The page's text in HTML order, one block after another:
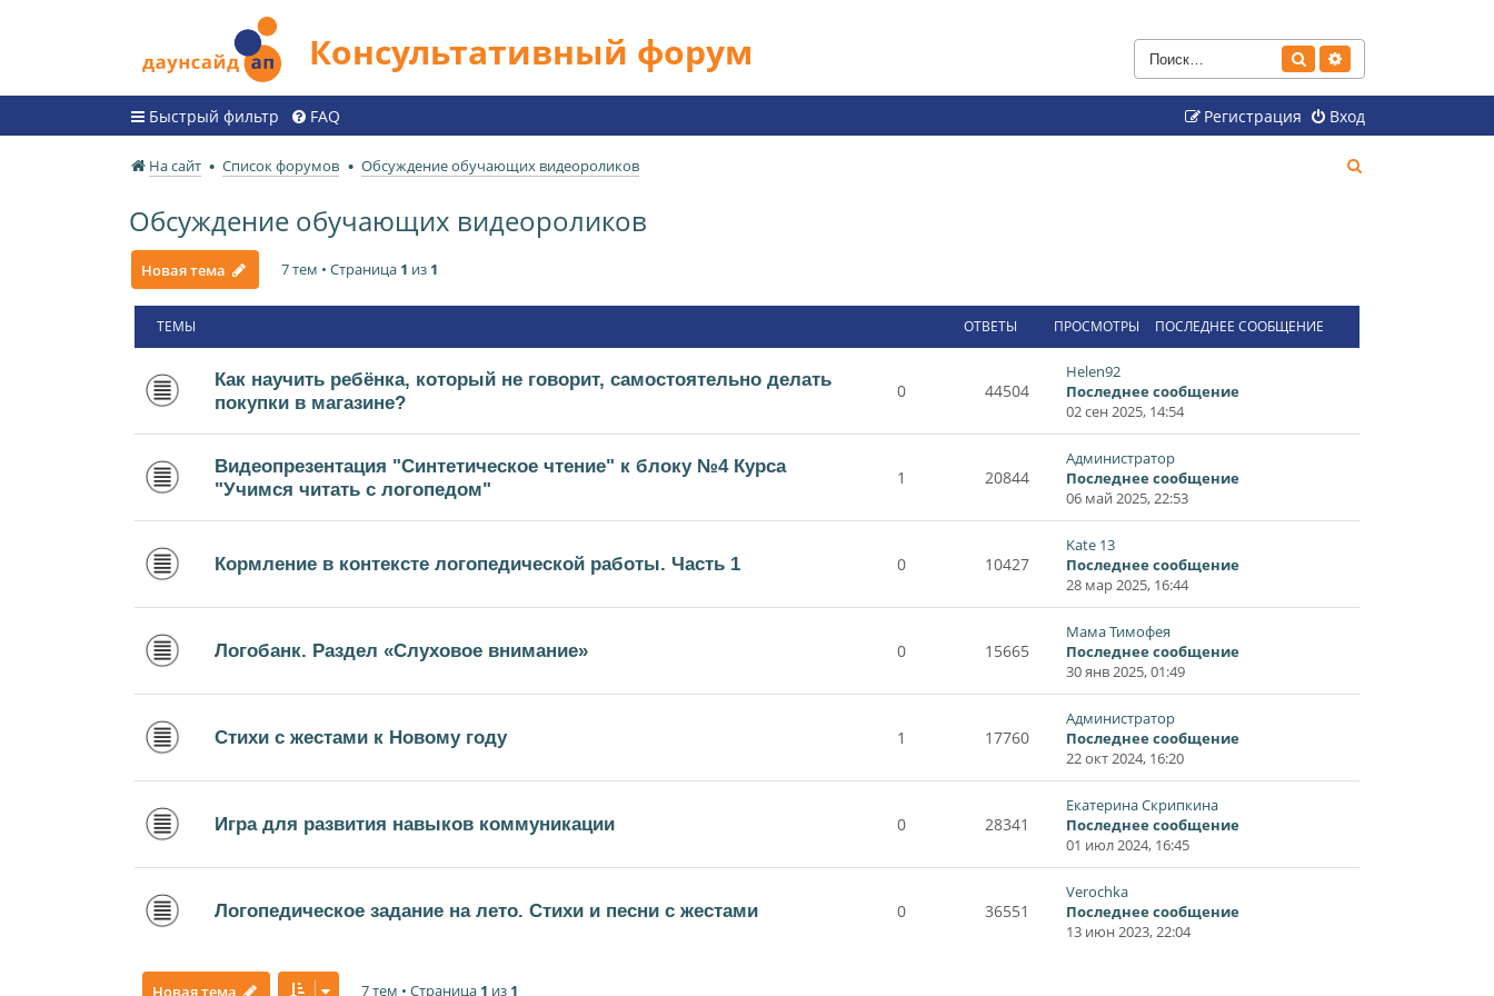
Консультативный форум Поиск
Быстрый фильтр FAQ Вход
Регистрация
На сайт Список форумов Обсуждение обучающих видеороликов
Обсуждение обучающих видеороликов
Новая тема 7 тем • Страница 1 из 1
ТЕМЫ ОТВЕТЫ ПРОСМОТРЫ ПОСЛЕДНЕЕ СООБЩЕНИЕ
Как научить ребёнка, который не говорит, самостоятельно делать
покупки в магазине?
0 44504
Helen92
Последнее сообщение
02 сен 2025, 14:54
Видеопрезентация "Синтетическое чтение" к блоку №4 Курса
"Учимся читать с логопедом"
1 20844
Администратор
Последнее сообщение
06 май 2025, 22:53
Кормление в контексте логопедической работы. Часть 1 0 10427
Kate 13
Последнее сообщение
28 мар 2025, 16:44
Логобанк. Раздел «Слуховое внимание» 0 15665
Мама Тимофея
Последнее сообщение
30 янв 2025, 01:49
Стихи с жестами к Новому году 1 17760
Администратор
Последнее сообщение
22 окт 2024, 16:20
Игра для развития навыков коммуникации 0 28341
Екатерина Скрипкина
Последнее сообщение
01 июл 2024, 16:45
Логопедическое задание на лето. Стихи и песни с жестами 0 36551
Verochka
Последнее сообщение
13 июн 2023, 22:04
Новая тема 7 тем • Страница 1 из 1